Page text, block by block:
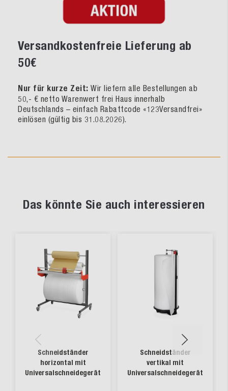
Versandkostenfreie Lieferung ab
50€
Nur für kurze Zeit: Wir liefern alle Bestellungen ab
50,- € netto Warenwert frei Haus innerhalb
Deutschlands – einfach Rabattcode «123Versandfrei»
einlösen (gültig bis 31.08.2026).
Das könnte Sie auch interessieren
Schneidständer
horizontal mit
Universalschneidegerät
Schneidständer
vertikal mit
Universalschneidegerät